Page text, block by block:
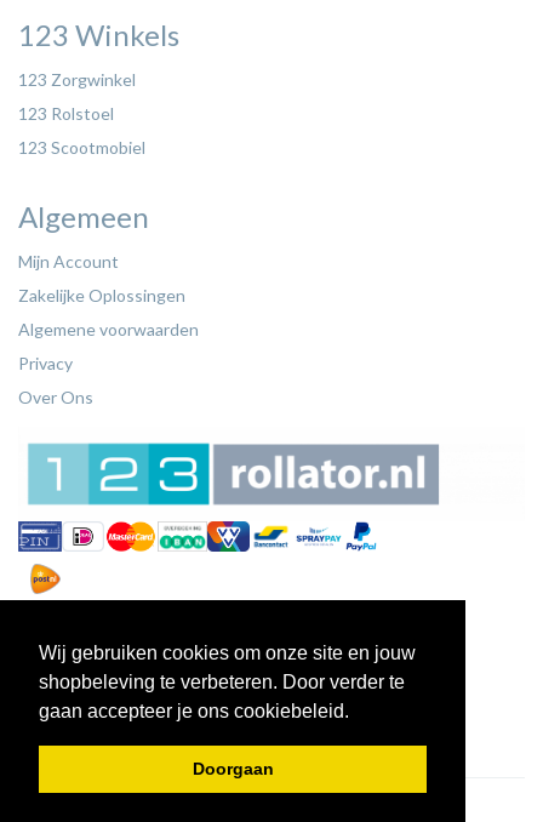
Wij gebruiken cookies om onze site en jouw
shopbeleving te verbeteren. Door verder te
gaan accepteer je ons cookiebeleid.
Doorgaan
123 Winkels
123 Zorgwinkel
123 Rolstoel
123 Scootmobiel
Algemeen
Mijn Account
Zakelijke Oplossingen
Algemene voorwaarden
Privacy
Over Ons